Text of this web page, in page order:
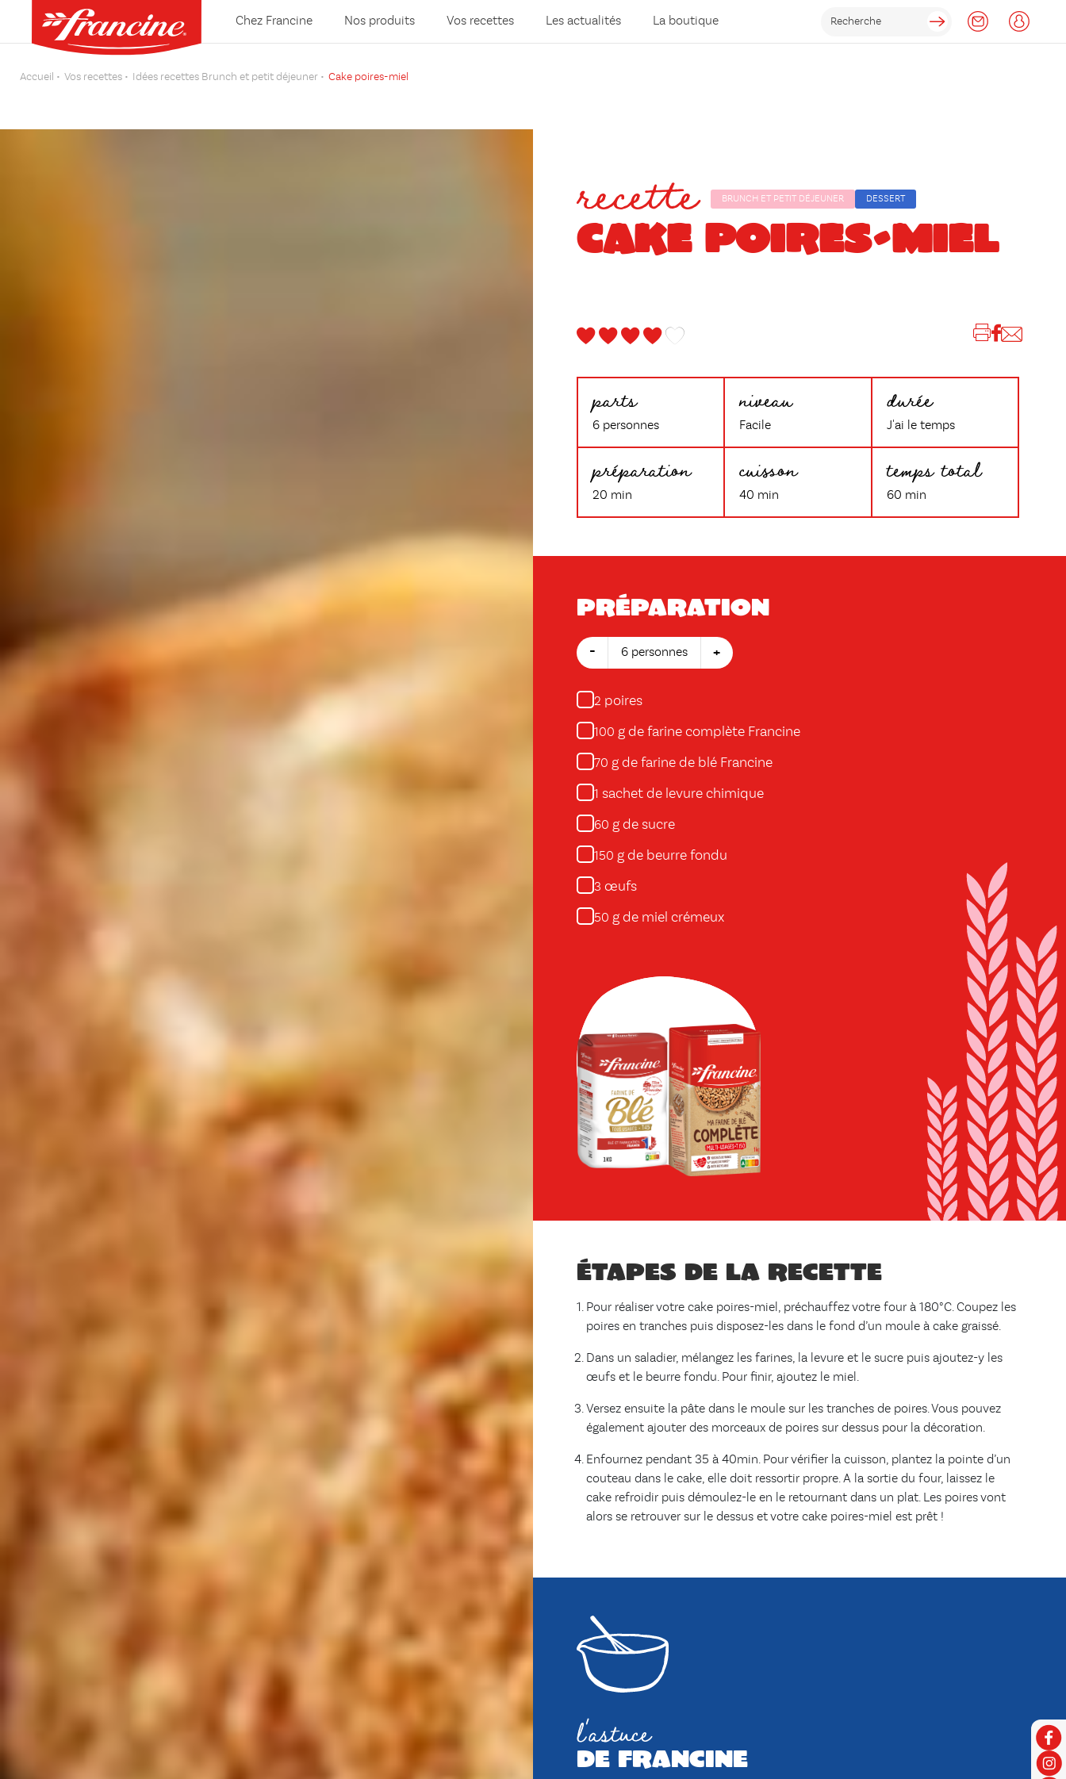
Chez Francine Nos produits Vos recettes Les actualités La boutique
Accueil Vos recettes Idées recettes Brunch et petit déjeuner Cake poires-miel
recette BRUNCH ET PETIT DÉJEUNER DESSERT
CAKE POIRES-MIEL
parts
6 personnes
niveau
Facile
durée
J'ai le temps
préparation
20 min
cuisson
40 min
temps total
60 min
Préparation
- 6 personnes +
2 poires
100 g de farine complète Francine
70 g de farine de blé Francine
1 sachet de levure chimique
60 g de sucre
150 g de beurre fondu
3 œufs
50 g de miel crémeux
Étapes de la recette
Pour réaliser votre cake poires-miel, préchauffez votre four à 180°C. Coupez les
poires en tranches puis disposez-les dans le fond d’un moule à cake graissé.
Dans un saladier, mélangez les farines, la levure et le sucre puis ajoutez-y les
œufs et le beurre fondu. Pour finir, ajoutez le miel.
Versez ensuite la pâte dans le moule sur les tranches de poires. Vous pouvez
également ajouter des morceaux de poires sur dessus pour la décoration.
Enfournez pendant 35 à 40min. Pour vérifier la cuisson, plantez la pointe d’un
couteau dans le cake, elle doit ressortir propre. A la sortie du four, laissez le
cake refroidir puis démoulez-le en le retournant dans un plat. Les poires vont
alors se retrouver sur le dessus et votre cake poires-miel est prêt !
l'astuce
de francine